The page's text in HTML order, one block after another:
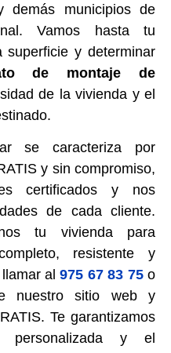
demás municipios de
Vamos hasta tu
superficie y determinar
de montaje de
de la vivienda y el
se caracteriza por
y sin compromiso,
certificados y nos
de cada cliente.
tu vivienda para
resistente y
llamar al975 67 83 75o
nuestro sitio web y
. Te garantizamos
personalizada y el